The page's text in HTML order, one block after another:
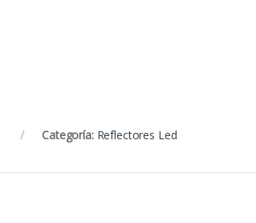
Categoría: Reflectores Led